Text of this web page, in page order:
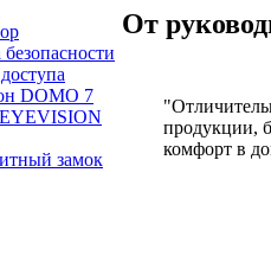
DOMO 7
EYEVISION
замок
От
продукции,
комфорт в